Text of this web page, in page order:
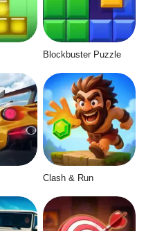
Blockbuster Puzzle
Clash & Run